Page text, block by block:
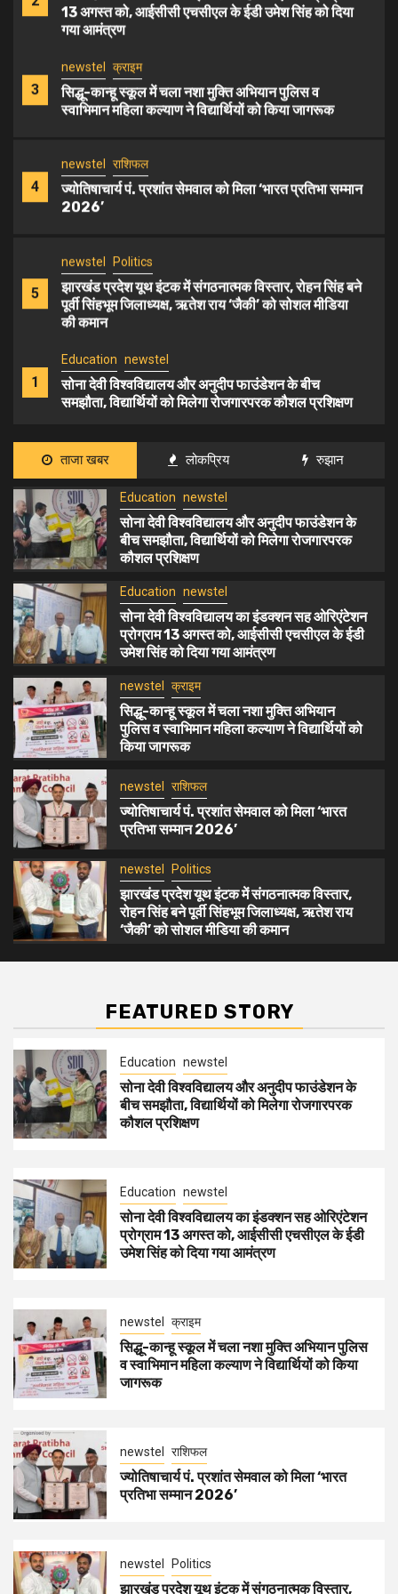
13 अगस्त को, आईसीसी एचसीएल के ईडी उमेश सिंह को दिया
गया आमंत्रण
3
newstel क्राइम
सिद्धू-कान्हू स्कूल में चला नशा मुक्ति अभियान पुलिस व
स्वाभिमान महिला कल्याण ने विद्यार्थियों को किया जागरूक
4
newstel राशिफल
ज्योतिषाचार्य पं. प्रशांत सेमवाल को मिला ‘भारत प्रतिभा सम्मान
2026’
5
newstel Politics
झारखंड प्रदेश यूथ इंटक में संगठनात्मक विस्तार, रोहन सिंह बने
पूर्वी सिंहभूम जिलाध्यक्ष, ऋतेश राय ‘जैकी’ को सोशल मीडिया
की कमान
1
Education newstel
सोना देवी विश्वविद्यालय और अनुदीप फाउंडेशन के बीच
समझौता, विद्यार्थियों को मिलेगा रोजगारपरक कौशल प्रशिक्षण
2
Education
सोना देवी विश्वविद्यालय का इंडक्शन सह ओरिएंटेशन प्रोग्राम
13 अगस्त को, आईसीसी एचसीएल के ईडी उमेश सिंह को दिया
गया आमंत्रण
newstel क्राइम
सिद्धू-कान्हू स्कूल में चला नशा मुक्ति अभियान पुलिस व
स्वाभिमान महिला कल्याण ने विद्यार्थियों को किया जागरूक
4
newstel राशिफल
ज्योतिषाचार्य पं. प्रशांत सेमवाल को मिला ‘भारत प्रतिभा सम्मान
2026’
5
newstel Politics
झारखंड प्रदेश यूथ इंटक में संगठनात्मक विस्तार, रोहन सिंह बने
पूर्वी सिंहभूम जिलाध्यक्ष, ऋतेश राय ‘जैकी’ को सोशल मीडिया
की कमान
ताजा खबर लोकप्रिय रुझान
Education newstel
सोना देवी विश्वविद्यालय और अनुदीप फाउंडेशन के
बीच समझौता, विद्यार्थियों को मिलेगा रोजगारपरक
कौशल प्रशिक्षण
Education newstel
सोना देवी विश्वविद्यालय का इंडक्शन सह ओरिएंटेशन
प्रोग्राम 13 अगस्त को, आईसीसी एचसीएल के ईडी
उमेश सिंह को दिया गया आमंत्रण
newstel क्राइम
सिद्धू-कान्हू स्कूल में चला नशा मुक्ति अभियान
पुलिस व स्वाभिमान महिला कल्याण ने विद्यार्थियों को
किया जागरूक
newstel राशिफल
ज्योतिषाचार्य पं. प्रशांत सेमवाल को मिला ‘भारत
प्रतिभा सम्मान 2026’
newstel Politics
झारखंड प्रदेश यूथ इंटक में संगठनात्मक विस्तार,
रोहन सिंह बने पूर्वी सिंहभूम जिलाध्यक्ष, ऋतेश राय
‘जैकी’ को सोशल मीडिया की कमान
FEATURED STORY
Education newstel
सोना देवी विश्वविद्यालय और अनुदीप फाउंडेशन के
बीच समझौता, विद्यार्थियों को मिलेगा रोजगारपरक
कौशल प्रशिक्षण
Education newstel
सोना देवी विश्वविद्यालय का इंडक्शन सह ओरिएंटेशन
प्रोग्राम 13 अगस्त को, आईसीसी एचसीएल के ईडी
उमेश सिंह को दिया गया आमंत्रण
newstel क्राइम
सिद्धू-कान्हू स्कूल में चला नशा मुक्ति अभियान पुलिस
व स्वाभिमान महिला कल्याण ने विद्यार्थियों को किया
जागरूक
newstel राशिफल
ज्योतिषाचार्य पं. प्रशांत सेमवाल को मिला ‘भारत
प्रतिभा सम्मान 2026’
newstel Politics
झारखंड प्रदेश यूथ इंटक में संगठनात्मक विस्तार,